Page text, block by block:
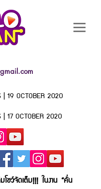
| 19 OCTOBER 2020
| 17 OCTOBER 2020
โชว์จัดเต็ม!!! ในงาน “คั่น